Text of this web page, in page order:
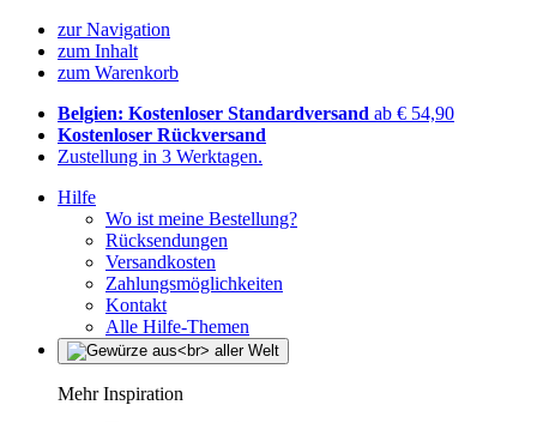
zur Navigation
zum Inhalt
zum Warenkorb
Belgien: Kostenloser Standardversand ab € 54,90
Kostenloser Rückversand
Zustellung in 3 Werktagen.
Hilfe
Wo ist meine Bestellung?
Rücksendungen
Versandkosten
Zahlungsmöglichkeiten
Kontakt
Alle Hilfe-Themen
Mehr Inspiration